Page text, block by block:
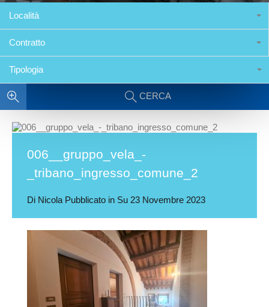
Località
Contratto
Tipologia
CERCA
006__gruppo_vela_-
_tribano_ingresso_comune_2
Di Nicola Pubblicato in Su 23 Novembre 2023